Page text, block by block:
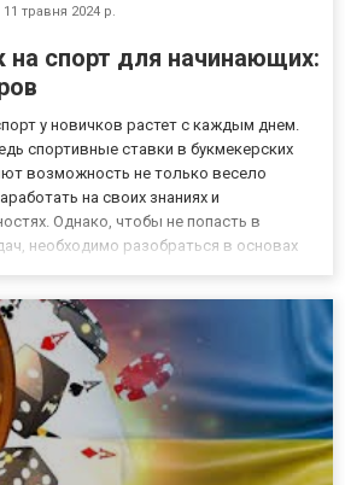
11 травня 2024 р.
на спорт для начинающих:
у новичков растет с каждым днем.
спортивные ставки в букмекерских
возможность не только весело
на своих знаниях и
Однако, чтобы не попасть в
необходимо разобраться в основах